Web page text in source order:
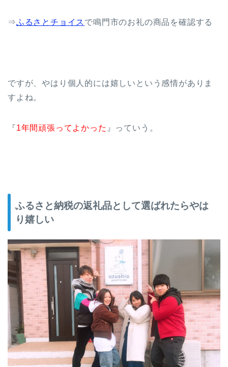
⇒ふるさとチョイス で鳴門市のお礼の商品を確認する
ですが、やはり個人的には嬉しいという感情がありま
すよね。
『1年間頑張ってよかった 』っていう。
ふるさと納税の返礼品として選ばれたらやは
り嬉しい